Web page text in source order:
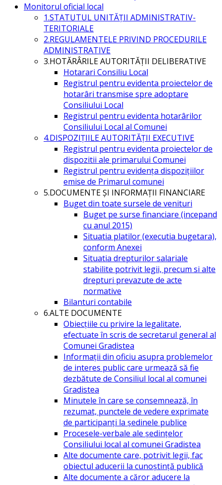
Monitorul oficial local
1.STATUTUL UNITĂŢII ADMINISTRATIV-
TERITORIALE
2.REGULAMENTELE PRIVIND PROCEDURILE
ADMINISTRATIVE
3.HOTĂRÂRILE AUTORITĂŢII DELIBERATIVE
Hotarari Consiliu Local
Registrul pentru evidenta proiectelor de
hotarâri transmise spre adoptare
Consiliului Local
Registrul pentru evidenta hotarârilor
Consiliului Local al Comunei
4.DISPOZIŢIILE AUTORITĂŢII EXECUTIVE
Registrul pentru evidenta proiectelor de
dispozitii ale primarului Comunei
Registrul pentru evidența dispozițiilor
emise de Primarul comunei
5.DOCUMENTE ŞI INFORMAŢII FINANCIARE
Buget din toate sursele de venituri
Buget pe surse financiare (incepand
cu anul 2015)
Situatia platilor (executia bugetara),
conform Anexei
Situatia drepturilor salariale
stabilite potrivit legii, precum si alte
drepturi prevazute de acte
normative
Bilanturi contabile
6.ALTE DOCUMENTE
Obiecțiile cu privire la legalitate,
efectuate în scris de secretarul general al
Comunei Gradistea
Informații din oficiu asupra problemelor
de interes public care urmează să fie
dezbătute de Consiliul local al comunei
Gradistea
Minutele în care se consemnează, în
rezumat, punctele de vedere exprimate
de participanți la ședinele publice
Procesele-verbale ale ședințelor
Consiliului local al comunei Gradistea
Alte documente care, potrivit legii, fac
obiectul aducerii la cunoștință publică
Alte documente a căror aducere la